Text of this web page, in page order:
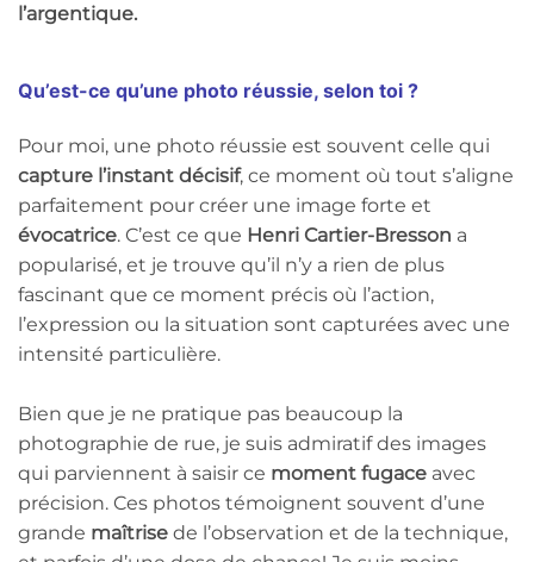
l’argentique.
Qu’est-ce qu’une photo réussie, selon toi ?
Pour moi, une photo réussie est souvent celle qui
capture l’instant décisif, ce moment où tout s’aligne
parfaitement pour créer une image forte et
évocatrice. C’est ce que Henri Cartier-Bresson a
popularisé, et je trouve qu’il n’y a rien de plus
fascinant que ce moment précis où l’action,
l’expression ou la situation sont capturées avec une
intensité particulière.
Bien que je ne pratique pas beaucoup la
photographie de rue, je suis admiratif des images
qui parviennent à saisir ce moment fugace avec
précision. Ces photos témoignent souvent d’une
grande maîtrise de l’observation et de la technique,